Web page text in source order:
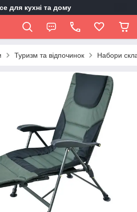
для кухні та дому
Туризм та відпочинок Набори